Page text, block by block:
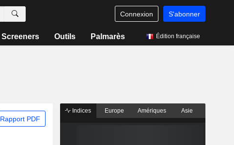
Connexion S'abonner
Screeners Outils Palmarès Édition française
Rapport PDF
Indices Europe Amériques Asie